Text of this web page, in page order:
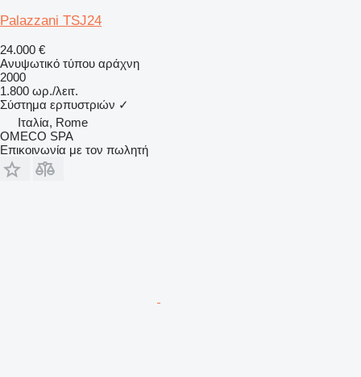
Palazzani TSJ24
24.000 €
Ανυψωτικό τύπου αράχνη
2000
1.800 ωρ./λειτ.
Σύστημα ερπυστριών ✓
Ιταλία, Rome
OMECO SPA
Επικοινωνία με τον πωλητή